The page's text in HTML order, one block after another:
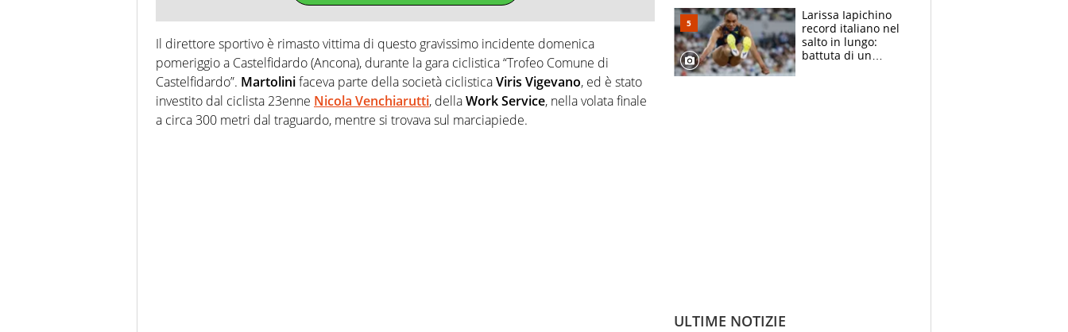
Il direttore sportivo è rimasto vittima di questo gravissimo incidente domenica
pomeriggio a Castelfidardo (Ancona), durante la gara ciclistica “Trofeo Comune di
Castelfidardo”. Martolinifaceva parte della società ciclisticaViris Vigevano, ed è stato
investito dal ciclista 23enne Nicola Venchiarutti, dellaWork Service, nella volata finale
a circa 300 metri dal traguardo, mentre si trovava sul marciapiede.
rischio da evitare
Larissa Iapichino
record italiano nel
salto in lungo:
battuta di un
ULTIME NOTIZIE